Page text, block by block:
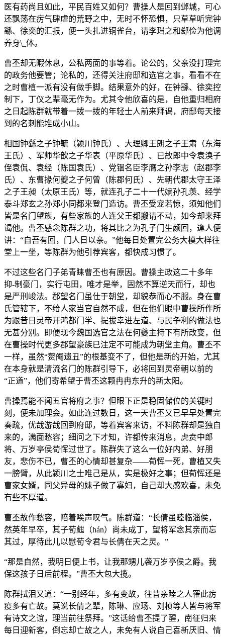
医有药尚且如此，平民百姓又如何？曹操人是回到邺城，可心
还飘荡在疠气肆虐的荒野之中，无时不怀恐惧，只草草听完钟
繇、徐奕的汇报，便一头扎进铜雀台，请李珰之和郄俭为他调
养身\_体。
曹丕却无暇休息，公私两面的事等着。论公的，父亲没打理完
的政务他要管；论私的，还得关注府邸和选官之事，看看不在
之时曹植一派有没有做手脚。结果意外的好，在钟繇、徐奕控
制下，丁仪之辈毫无作为。尤其令他欣喜的是，自他重归相府
之日起陈群就带着一拨一拨的年轻士人前来拜谒，府邸每天接
到的名刺能堆成小山。
相国钟繇之子钟毓（颍川钟氏）、大理卿王朗之子王肃（东海
王氏）、军师华歆之子华表（平原华氏）、已故郎中令袁涣子
侄袁侃、袁经（陈国袁氏）、党锢名臣李膺之孙李志（赵郡李
氏）、东曹掾何夔之子何曾（陈郡何氏）、先朝代郡太守王泽
之子王昶（太原王氏）等，就连孔子二十一代嫡孙孔羡、经学
泰斗郑玄之孙郑小同都来登门造访。曹丕受宠若惊，须知他们
皆是名门望族，有些家族的人连父王都搬请不动，如今却来拜
谒他。曹丕感念陈群之功，将其比之为孔子门生颜回，逢人便
讲：“自吾有回，门人日以亲。”他每日处置完公务大模大样往
堂上一坐，等陈群为他引荐宾客，都快成习惯了。
不过这些名门子弟青睐曹丕也有原因。曹操主政这二十多年
抑-制豪门，实行屯田，唯才是举，固然不算逆天而行，却也
是严刑峻法。郡望名门虽仕于朝堂，却貌恭而心不服。身在曹
氏管辖下，不给人家当官自然不成，但在他们眼中曹操所作所
为跟昔日灵帝开鸿都门学、提拔幸进左道、与民争利的做法也
无甚分别。即便现今魏国选官之法在何夔主持下有所改变，但
在曹操时代更多郡望豪族已注定不可能成为朝堂主角。曹丕不
一样，虽然“赘阉遗丑”的根基变不了，但他是新的开始，尤其
在本身就是清流名门的陈群引导下，必将回到灵帝朝以前的
“正道”，他们寄希望于曹丕这颗冉冉东升的新太阳。
曹操焉能不闻五官将府之事？但眼下正是稳固储位的关键时
刻，便未加理会。如此连过数日，这一天曹丕又已早早处置完
奏疏，优哉游哉回到府邸，等着宾客来访，不料陈群却是独自
来的，满面愁容；细问之下才知，许都传来消息，虎贲中郎
将、万岁亭侯荀恽过世了。陈群失了这么一位好内弟、好朋
友，悲伤不已，曹丕的心情却甚复杂——荀恽一死，曹植又失
一膀臂，从此颍川之士唯己是从，实是极好之事；但荀恽还是
曹家女婿，同父异母的妹子做了寡妇，自己却大感欢喜，未免
有些不厚道。
曹丕故作愁容，陪着唉声叹气。陈群道：“长倩虽睦临淄侯，
然英年早卒，其子荀甝（hán）尚未成丁，望将军念其亲而忘
其过，厚待此儿以慰荀令君与长倩在天之灵。”
“那是自然，我明日便上书，让我那甥儿袭万岁亭侯之爵。我
保这孩子日后前程。”曹丕大包大揽。
陈群拭泪又道：“一别经年，多有变故，往昔亲睦之人罹此疠
疫多有亡故。莫说长倩之辈，陈琳、应玚、刘桢等人皆与将军
有诗文之谊，理当前往祭拜。”这话给曹丕提了醒，南征归来
每日迎新客，倒忘却亡故之人，未免有人说自己喜新厌旧、情